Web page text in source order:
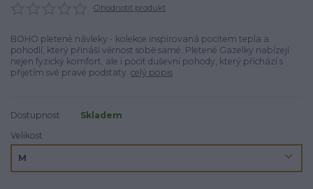
Ohodnotit produkt
BOHO pletené návleky - kolekce inspirovaná pocitem tepla a
pohodlí, který přináší věrnost sobě samé. Pletené Gazelky nabízejí
nejen fyzický komfort, ale i pocit duševní pohody, který přichází s
přijetím své pravé podstaty. celý popis
Dostupnost
Skladem
Velikost